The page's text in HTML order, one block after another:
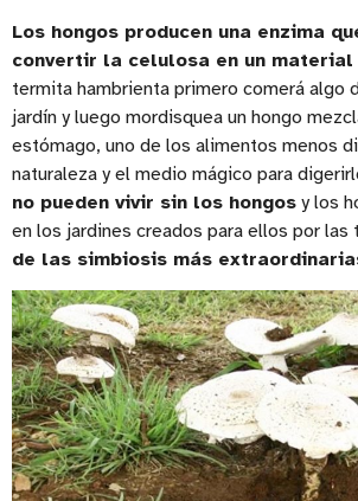
Los hongos producen una enzima
convertir la celulosa en un
termita hambrienta primero comerá algo
jardín y luego mordisquea un hongo
estómago, uno de los alimentos menos
naturaleza y el medio mágico para
no pueden vivir sin los hongos y los
en los jardines creados para ellos por las
de las simbiosis más